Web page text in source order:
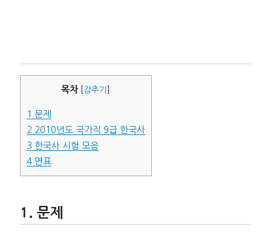
목차 감추기
1 문제
2 2010년도 국가직 9급 한국사
3 한국사 시험 모음
4연표
문제